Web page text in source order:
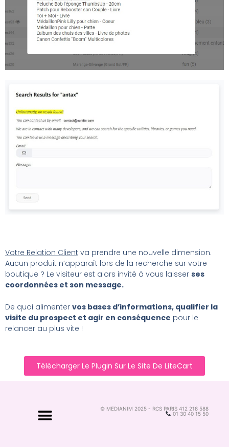
Votre Relation Client va prendre une nouvelle dimension.
Aucun produit n’apparaît lors de la recherche sur votre
boutique ? Le visiteur est alors invité à vous laisser ses
coordonnées et son message.
De quoi alimenter vos bases d’informations, qualifier la
visite du prospect et agir en conséquence pour le
relancer au plus vite !
Télécharger Le Plugin Sur Le Site De LiteCart
© MEDIANIM 2025 - RCS PARIS 412 218 588
01 30 40 15 50